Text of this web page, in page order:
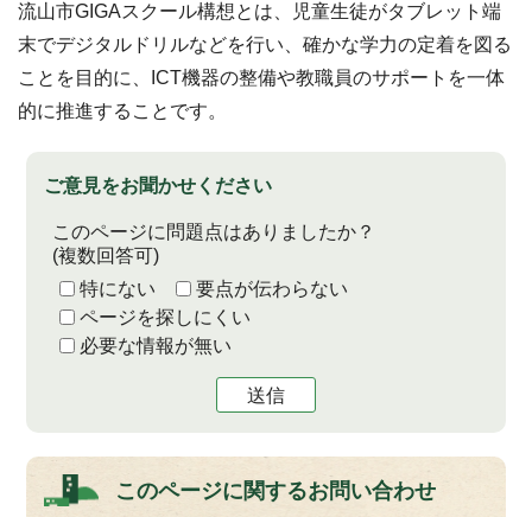
流山市GIGAスクール構想とは、児童生徒がタブレット端
末でデジタルドリルなどを行い、確かな学力の定着を図る
ことを目的に、ICT機器の整備や教職員のサポートを一体
的に推進することです。
ご意見をお聞かせください
このページに問題点はありましたか？
(複数回答可)
特にない
要点が伝わらない
ページを探しにくい
必要な情報が無い
送信
このページに関するお問い合わせ